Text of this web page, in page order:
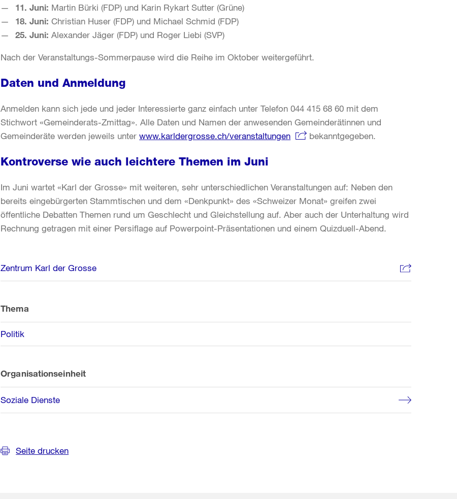
11. Juni: Martin Bürki (FDP) und Karin Rykart Sutter (Grüne)
18. Juni: Christian Huser (FDP) und Michael Schmid (FDP)
25. Juni: Alexander Jäger (FDP) und Roger Liebi (SVP)
Nach der Veranstaltungs-Sommerpause wird die Reihe im Oktober weitergeführt.
Daten und Anmeldung
Anmelden kann sich jede und jeder Interessierte ganz einfach unter Telefon 044 415 68 60 mit dem
Stichwort «Gemeinderats-Zmittag». Alle Daten und Namen der anwesenden Gemeinderätinnen und
Gemeinderäte werden jeweils unterwww.karldergrosse.ch/veranstaltungen bekanntgegeben.
Kontroverse wie auch leichtere Themen im Juni
Im Juni wartet «Karl der Grosse» mit weiteren, sehr unterschiedlichen Veranstaltungen auf: Neben den
bereits eingebürgerten Stammtischen und dem «Denkpunkt» des «Schweizer Monat» greifen zwei
öffentliche Debatten Themen rund um Geschlecht und Gleichstellung auf. Aber auch der Unterhaltung wird
Rechnung getragen mit einer Persiflage auf Powerpoint-Präsentationen und einem Quizduell-Abend.
Weitere
Informationen
Zentrum Karl der Grosse
Thema
Politik
Organisationseinheit
Soziale Dienste
Seite drucken